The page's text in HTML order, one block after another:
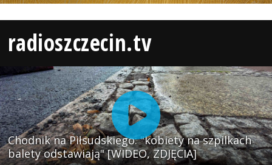
radioszczecin.tv
Chodnik na Piłsudskiego: "kobiety na szpilkach
balety odstawiają" [WIDEO, ZDJĘCIA]